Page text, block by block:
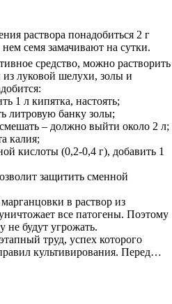
раствора понадобиться 2 г
семя замачивают на сутки.
средство, можно растворить
из луковой шелухи, золы и
1 л кипятка, настоять;
литровую банку золы;
– должно выйти около 2 л;
калия;
кислоты (0,2-0,4 г), добавить 1
защитить сменной
в раствор из
все патогены. Поэтому
будут угрожать.
труд, успех которого
культивирования. Перед…